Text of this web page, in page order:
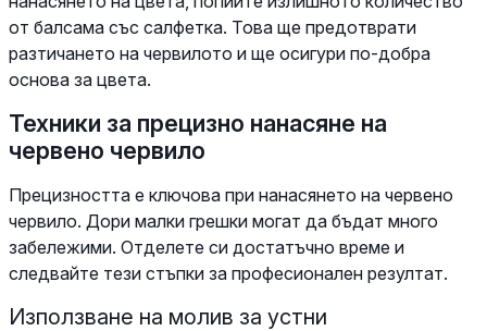
от балсама със салфетка. Това ще предотврати
разтичането на червилото и ще осигури по-добра
основа за цвета.
Техники за прецизно нанасяне на
червено червило
Прецизността е ключова при нанасянето на червено
червило. Дори малки грешки могат да бъдат много
забележими. Отделете си достатъчно време и
следвайте тези стъпки за професионален резултат.
Използване на молив за устни